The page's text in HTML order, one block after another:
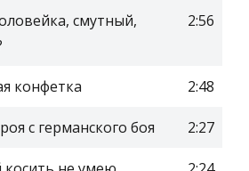
смутный,
2:56
конфетка 2:48
с германского боя 2:27